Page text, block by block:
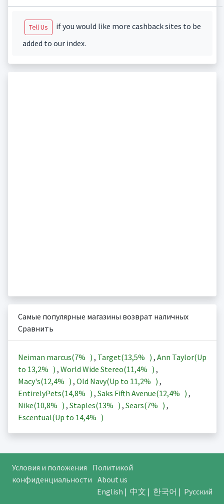
Tell Us
if you would like more cashback sites to be
added to our index.
Самые популярные магазины возврат наличных
Сравнить
Neiman marcus(7% ) , Target(13,5% ) , Ann Taylor(Up
to 13,2% ) , World Wide Stereo(11,4% ) ,
Macy's(12,4% ) , Old Navy(Up to 11,2% ) ,
EntirelyPets(14,8% ) , Saks Fifth Avenue(12,4% ) ,
Nike(10,8% ) , Staples(13% ) , Sears(7% ) ,
Escentual(Up to 14,4% )
Условия и положения
Политикой
конфиденциальности About us
English | 中文 | 한국어 | Русский